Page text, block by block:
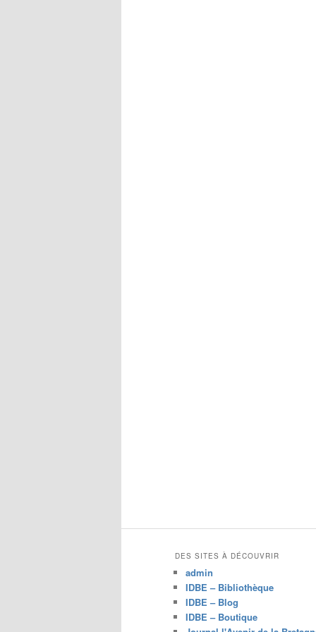
DES SITES À DÉCOUVRIR
admin
IDBE – Bibliothèque
IDBE – Blog
IDBE – Boutique